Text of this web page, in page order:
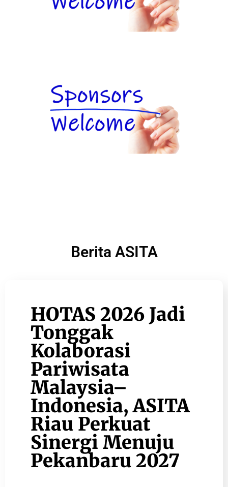
Berita ASITA
HOTAS 2026 Jadi
Tonggak
Kolaborasi
Pariwisata
Malaysia–
Indonesia, ASITA
Riau Perkuat
Sinergi Menuju
Pekanbaru 2027